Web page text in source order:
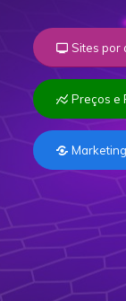
Sites por
Preços e